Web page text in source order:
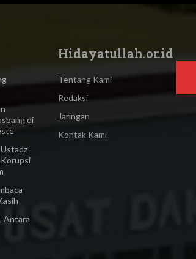
di
Antara
Hidayatullah.or.id
Tentang Kami
Redaksi
Jaringan
Kontak Kami